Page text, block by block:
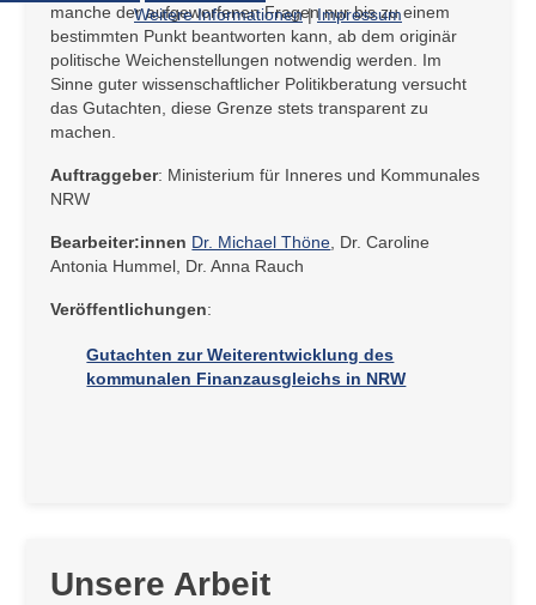
manche der aufgeworfenen Fragen nur bis zu einem
bestimmten Punkt beantworten kann, ab dem originär
politische Weichenstellungen notwendig werden. Im
Sinne guter wissenschaftlicher Politikberatung versucht
das Gutachten, diese Grenze stets transparent zu
machen.
Auftraggeber: Ministerium für Inneres und Kommunales
NRW
Bearbeiter:innen Dr. Michael Thöne, Dr. Caroline
Antonia Hummel, Dr. Anna Rauch
Veröffentlichungen:
Gutachten zur Weiterentwicklung des
kommunalen Finanzausgleichs in NRW
Unsere Arbeit
Weitere Informationen|Impressum